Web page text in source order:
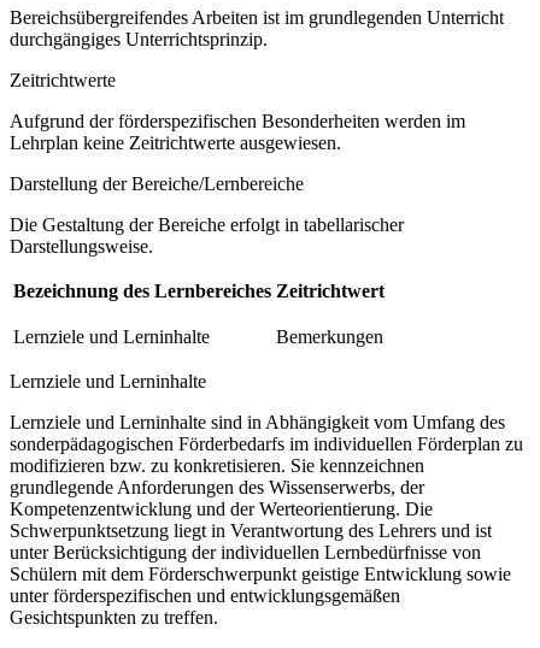
Bereichsübergreifendes Arbeiten ist im grundlegenden Unterricht
durchgängiges Unterrichtsprinzip.
Zeitrichtwerte
Aufgrund der förderspezifischen Besonderheiten werden im
Lehrplan keine Zeitrichtwerte ausgewiesen.
Darstellung der Bereiche/Lernbereiche
Die Gestaltung der Bereiche erfolgt in tabellarischer
Darstellungsweise.
Bezeichnung des Lernbereiches Zeitrichtwert
Lernziele und Lerninhalte Bemerkungen
Lernziele und Lerninhalte
Lernziele und Lerninhalte sind in Abhängigkeit vom Umfang des
sonderpädagogischen Förderbedarfs im individuellen Förderplan zu
modifizieren bzw. zu konkretisieren. Sie kennzeichnen
grundlegende Anforderungen des Wissenserwerbs, der
Kompetenzentwicklung und der Werteorientierung. Die
Schwerpunktsetzung liegt in Verantwortung des Lehrers und ist
unter Berücksichtigung der individuellen Lernbedürfnisse von
Schülern mit dem Förderschwerpunkt geistige Entwicklung sowie
unter förderspezifischen und entwicklungsgemäßen
Gesichtspunkten zu treffen.